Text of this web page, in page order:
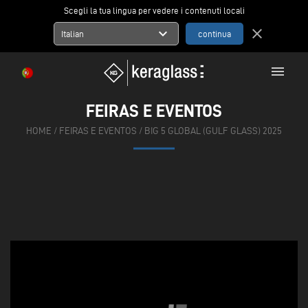
Scegli la tua lingua per vedere i contenuti locali
Italian expand_more close
menu
FEIRAS E EVENTOS
HOME / FEIRAS E EVENTOS / BIG 5 GLOBAL (GULF GLASS) 2025